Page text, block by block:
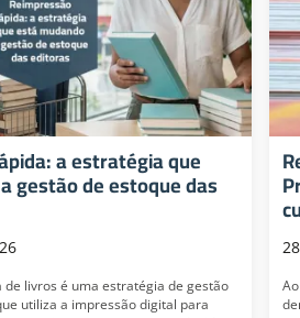
a estratégia que
gestão de estoque das
livros é uma estratégia de gestão
utiliza a impressão digital para